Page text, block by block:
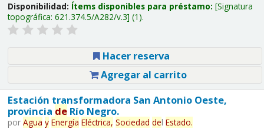
Disponibilidad: Ítems disponibles para préstamo: Signatura
topográfica: 621.374.5/A282/v.3 (1).
Hacer reserva
Agregar al carrito
Estación transformadora San Antonio Oeste,
provincia deRío Negro.
por Agua y Energía Eléctrica, Sociedad del Estado.